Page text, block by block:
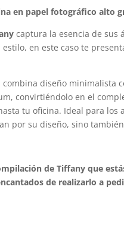
en papel fotográfico alto
captura la esencia de sus
en este caso te
diseño minimalista
convirtiéndolo en el
tu oficina. Ideal para los
por su diseño, sino
de Tiffany que
de realizarlo a